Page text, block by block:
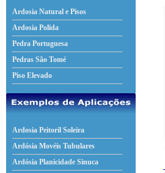
Ardosia Natural e Pisos
Ardosia Polida
Pedra Portuguesa
Pedras São Tomé
Piso Elevado
Ardosia Peitoril Soleira
Ardósia Movéis Tubulares
Ardósia Planicidade Sinuca